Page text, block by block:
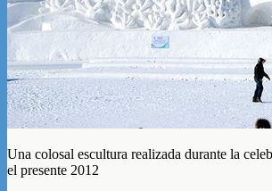
Una colosal escultura realizada durante la
el presente 2012